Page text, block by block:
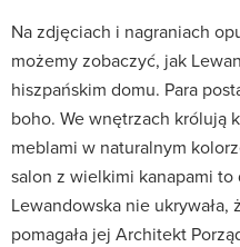
Na zdjęciach i nagraniach
możemy zobaczyć, jak
hiszpańskim domu. Para
boho. We wnętrzach królują
meblami w naturalnym
salon z wielkimi kanapami
Lewandowska nie ukrywała,
pomagała jej Architekt